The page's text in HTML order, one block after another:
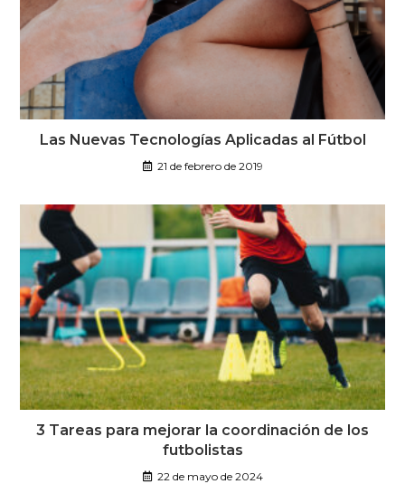
Las Nuevas Tecnologías Aplicadas al Fútbol
21 de febrero de 2019
3 Tareas para mejorar la coordinación de los
futbolistas
22 de mayo de 2024